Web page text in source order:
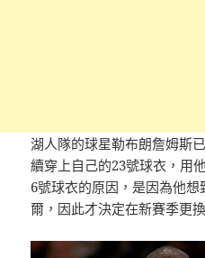
湖人隊的球星勒布朗詹姆斯
續穿上自己的23號球衣，用
6號球衣的原因，是因為他
爾，因此才決定在新賽季更